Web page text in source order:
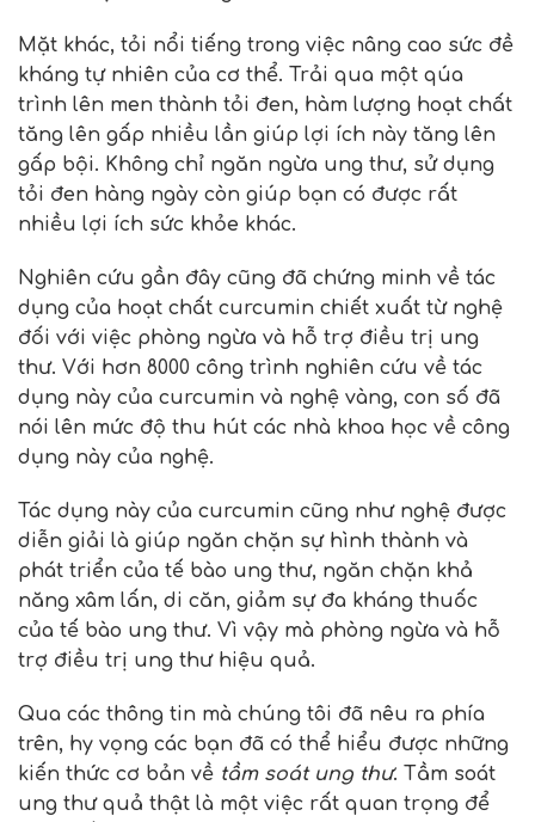
Mặt khác, tỏi nổi tiếng trong việc nâng cao sức đề
kháng tự nhiên của cơ thể. Trải qua một qúa
trình lên men thành tỏi đen, hàm lượng hoạt chất
tăng lên gấp nhiều lần giúp lợi ích này tăng lên
gấp bội. Không chỉ ngăn ngừa ung thư, sử dụng
tỏi đen hàng ngày còn giúp bạn có được rất
nhiều lợi ích sức khỏe khác.
Nghiên cứu gần đây cũng đã chứng minh về tác
dụng của hoạt chất curcumin chiết xuất từ nghệ
đối với việc phòng ngừa và hỗ trợ điều trị ung
thư. Với hơn 8000 công trình nghiên cứu về tác
dụng này của curcumin và nghệ vàng, con số đã
nói lên mức độ thu hút các nhà khoa học về công
dụng này của nghệ.
Tác dụng này của curcumin cũng như nghệ được
diễn giải là giúp ngăn chặn sự hình thành và
phát triển của tế bào ung thư, ngăn chặn khả
năng xâm lấn, di căn, giảm sự đa kháng thuốc
của tế bào ung thư. Vì vậy mà phòng ngừa và hỗ
trợ điều trị ung thư hiệu quả.
Qua các thông tin mà chúng tôi đã nêu ra phía
trên, hy vọng các bạn đã có thể hiểu được những
kiến thức cơ bản về tầm soát ung thư. Tầm soát
ung thư quả thật là một việc rất quan trọng để